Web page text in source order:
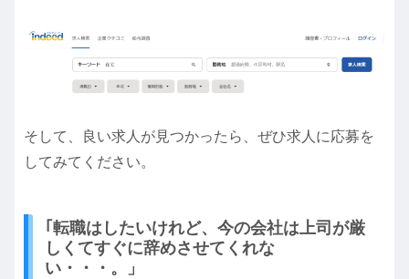
そして、良い求人が見つかったら、ぜひ求人に応募を
してみてください。
｢転職はしたいけれど、今の会社は上司が厳
しくてすぐに辞めさせてくれな
い・・・。」